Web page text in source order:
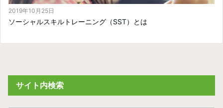
2019年10月25日
ソーシャルスキルトレーニング（SST）とは
サイト内検索